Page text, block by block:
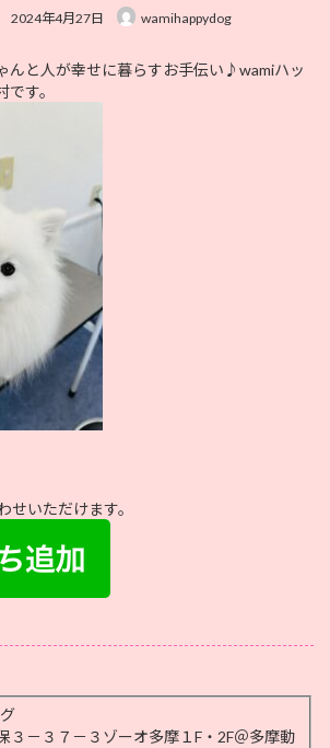
最
新
日
2024年4月27日 wamihappydog
と人が幸せに暮らすお手伝い♪wamiハッ
す。
せいただけます。
３－３７－３ゾーオ多摩１F・2F＠多摩動